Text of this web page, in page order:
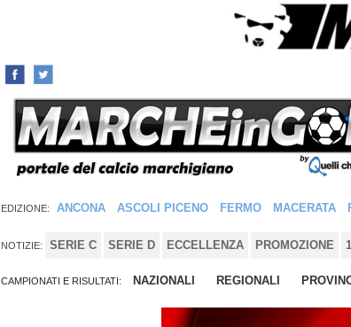
EDIZIONE: ANCONA ASCOLI PICENO FERMO MACERATA
NOTIZIE: SERIE C SERIE D ECCELLENZA PROMOZIONE
CAMPIONATI E RISULTATI: NAZIONALI REGIONALI